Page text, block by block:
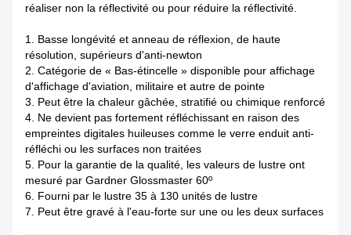
réaliser non la réflectivité ou pour réduire la réflectivité.
1. Basse longévité et anneau de réflexion, de haute
résolution, supérieurs d'anti-newton
2. Catégorie de « Bas-étincelle » disponible pour affichage
d'affichage d'aviation, militaire et autre de pointe
3. Peut être la chaleur gâchée, stratifié ou chimique renforcé
4. Ne devient pas fortement réfléchissant en raison des
empreintes digitales huileuses comme le verre enduit anti-
réfléchi ou les surfaces non traitées
5. Pour la garantie de la qualité, les valeurs de lustre ont
mesuré par Gardner Glossmaster 60º
6. Fourni par le lustre 35 à 130 unités de lustre
7. Peut être gravé à l'eau-forte sur une ou les deux surfaces